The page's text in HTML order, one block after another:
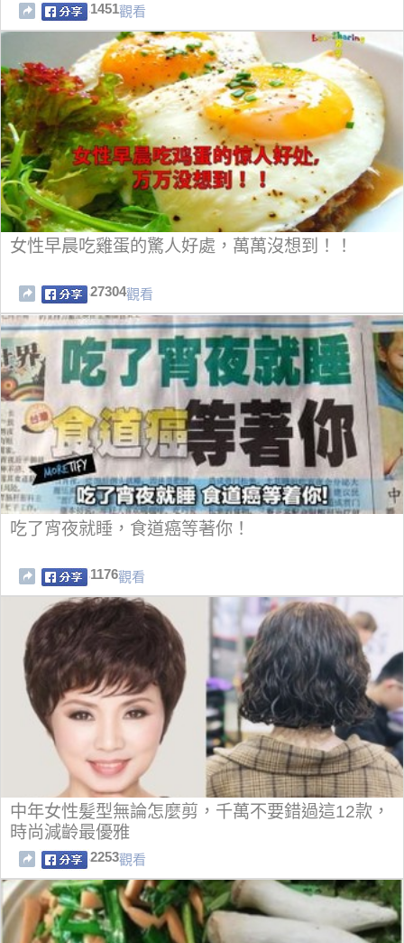
1451觀看
女性早晨吃雞蛋的驚人好處，萬萬沒想到！！
27304觀看
吃了宵夜就睡，食道癌等著你！
1176觀看
中年女性髪型無論怎麼剪，千萬不要錯過這12款，
時尚減齡最優雅
2253觀看